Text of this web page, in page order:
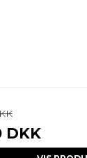
DKK